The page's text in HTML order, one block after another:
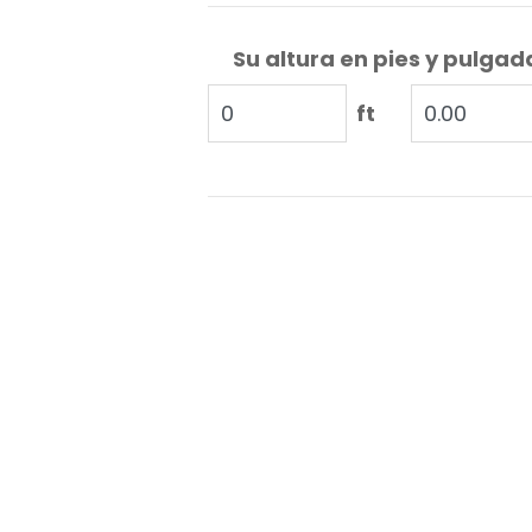
Su altura en pies y
ft